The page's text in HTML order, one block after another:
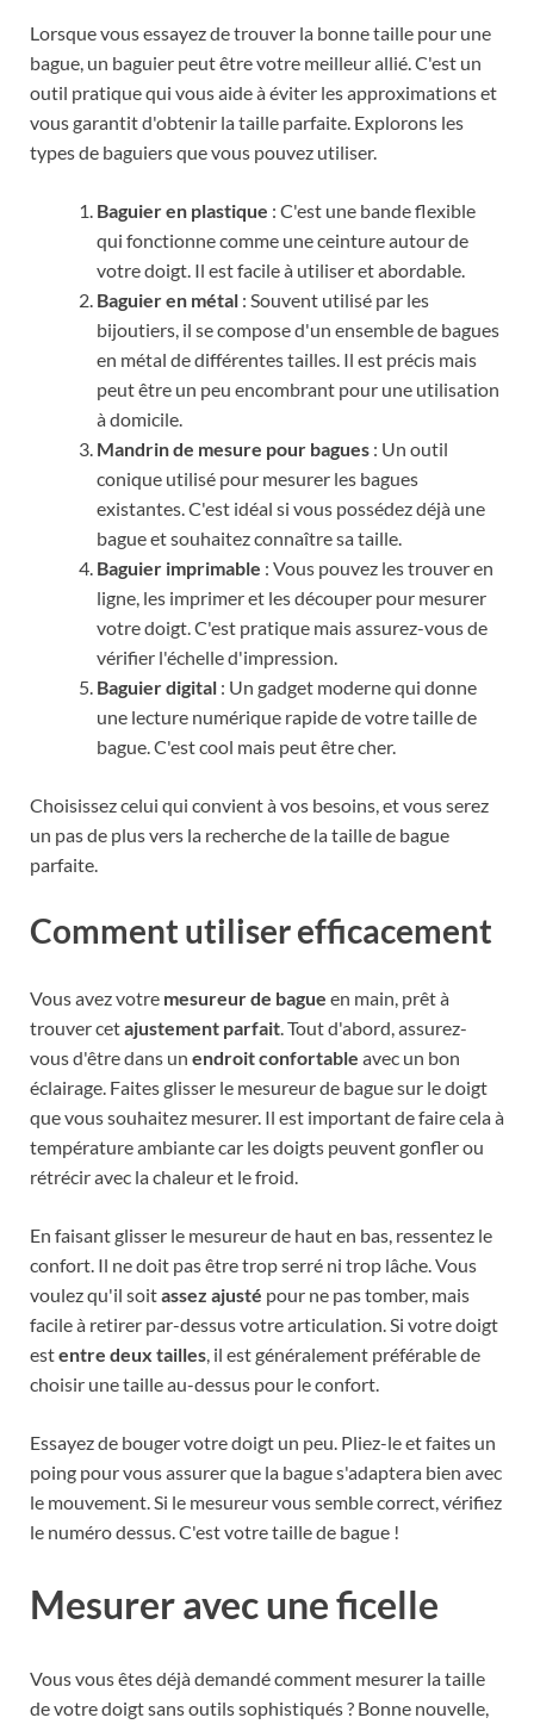
Lorsque vous essayez de trouver la bonne taille pour une
bague, un baguier peut être votre meilleur allié. C'est un
outil pratique qui vous aide à éviter les approximations et
vous garantit d'obtenir la taille parfaite. Explorons les
types de baguiers que vous pouvez utiliser.
Baguier en plastique : C'est une bande flexible
qui fonctionne comme une ceinture autour de
votre doigt. Il est facile à utiliser et abordable.
Baguier en métal : Souvent utilisé par les
bijoutiers, il se compose d'un ensemble de bagues
en métal de différentes tailles. Il est précis mais
peut être un peu encombrant pour une utilisation
à domicile.
Mandrin de mesure pour bagues : Un outil
conique utilisé pour mesurer les bagues
existantes. C'est idéal si vous possédez déjà une
bague et souhaitez connaître sa taille.
Baguier imprimable : Vous pouvez les trouver en
ligne, les imprimer et les découper pour mesurer
votre doigt. C'est pratique mais assurez-vous de
vérifier l'échelle d'impression.
Baguier digital : Un gadget moderne qui donne
une lecture numérique rapide de votre taille de
bague. C'est cool mais peut être cher.
Choisissez celui qui convient à vos besoins, et vous serez
un pas de plus vers la recherche de la taille de bague
parfaite.
Comment utiliser efficacement
Vous avez votre mesureur de bague en main, prêt à
trouver cetajustement parfait . Tout d'abord, assurez-
vous d'être dans un endroit confortable avec un bon
éclairage. Faites glisser le mesureur de bague sur le doigt
que vous souhaitez mesurer. Il est important de faire cela à
température ambiante car les doigts peuvent gonfler ou
rétrécir avec la chaleur et le froid.
En faisant glisser le mesureur de haut en bas, ressentez le
confort. Il ne doit pas être trop serré ni trop lâche. Vous
voulez qu'il soitassez ajusté pour ne pas tomber, mais
facile à retirer par-dessus votre articulation. Si votre doigt
estentre deux tailles , il est généralement préférable de
choisir une taille au-dessus pour le confort.
Essayez de bouger votre doigt un peu. Pliez-le et faites un
poing pour vous assurer que la bague s'adaptera bien avec
le mouvement. Si le mesureur vous semble correct, vérifiez
le numéro dessus. C'est votre taille de bague !
Mesurer avec une ficelle
Vous vous êtes déjà demandé comment mesurer la taille
de votre doigt sans outils sophistiqués ? Bonne nouvelle,